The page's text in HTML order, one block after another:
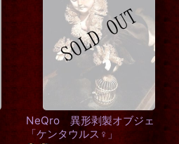
NeQro 異形剥製オブジェ
「ケンタウルス♀」